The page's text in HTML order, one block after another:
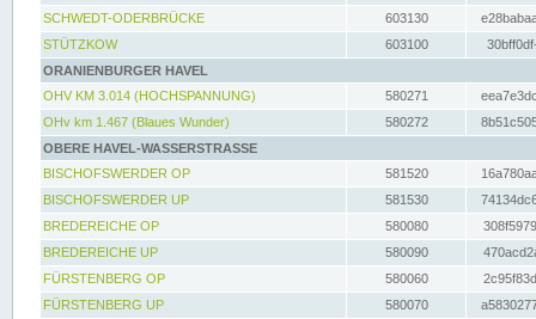
SCHWEDT-ODERBRÜCKE
603130
STÜTZKOW
603100
ORANIENBURGER HAVEL
OHV KM 3.014 (HOCHSPANNUNG)
580271
OHv km 1.467 (Blaues Wunder)
580272
OBERE HAVEL-WASSERSTRASSE
BISCHOFSWERDER OP
581520
BISCHOFSWERDER UP
581530
BREDEREICHE OP
580080
BREDEREICHE UP
580090
FÜRSTENBERG OP
580060
FÜRSTENBERG UP
580070